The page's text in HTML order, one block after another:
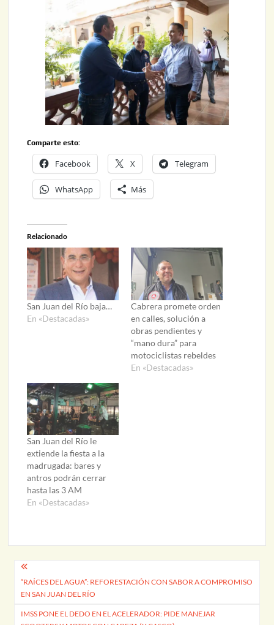
Comparte esto:
Facebook X Telegram
WhatsApp Más
Relacionado
San Juan del Río baja…
En «Destacadas»
Cabrera promete orden
en calles, solución a
obras pendientes y
“mano dura” para
motociclistas rebeldes
En «Destacadas»
San Juan del Río le
extiende la fiesta a la
madrugada: bares y
antros podrán cerrar
hasta las 3 AM
En «Destacadas»
Navegación
de
entradas
“RAÍCES DEL AGUA”: REFORESTACIÓN CON SABOR A COMPROMISO
EN SAN JUAN DEL RÍO
IMSS PONE EL DEDO EN EL ACELERADOR: PIDE MANEJAR